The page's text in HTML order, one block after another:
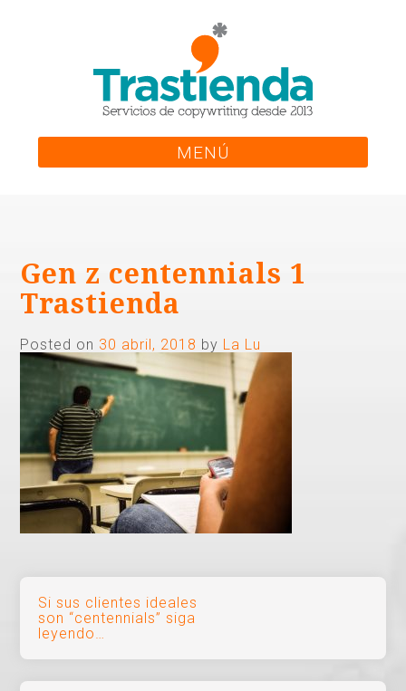
MENÚ
Gen z centennials 1
Trastienda
Posted on 30 abril, 2018 by La Lu
Navegación
de
entradas
Si sus clientes ideales
son “centennials” siga
leyendo…